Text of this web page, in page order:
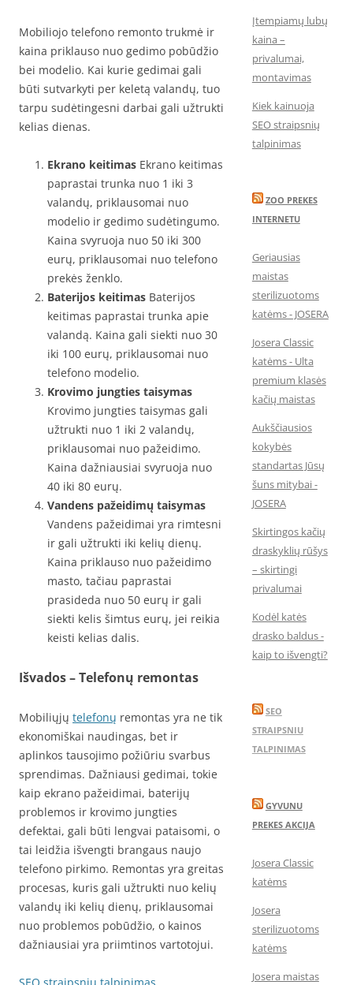
Mobiliojo telefono remonto trukmė ir
kaina priklauso nuo gedimo pobūdžio
bei modelio. Kai kurie gedimai gali
būti sutvarkyti per keletą valandų, tuo
tarpu sudėtingesni darbai gali užtrukti
kelias dienas.
Ekrano keitimas Ekrano keitimas
paprastai trunka nuo 1 iki 3
valandų, priklausomai nuo
modelio ir gedimo sudėtingumo.
Kaina svyruoja nuo 50 iki 300
eurų, priklausomai nuo telefono
prekės ženklo.
Baterijos keitimas Baterijos
keitimas paprastai trunka apie
valandą. Kaina gali siekti nuo 30
iki 100 eurų, priklausomai nuo
telefono modelio.
Krovimo jungties taisymas
Krovimo jungties taisymas gali
užtrukti nuo 1 iki 2 valandų,
priklausomai nuo pažeidimo.
Kaina dažniausiai svyruoja nuo
40 iki 80 eurų.
Vandens pažeidimų taisymas
Vandens pažeidimai yra rimtesni
ir gali užtrukti iki kelių dienų.
Kaina priklauso nuo pažeidimo
masto, tačiau paprastai
prasideda nuo 50 eurų ir gali
siekti kelis šimtus eurų, jei reikia
keisti kelias dalis.
Išvados – Telefonų remontas
Mobiliųjų telefonų remontas yra ne tik
ekonomiškai naudingas, bet ir
aplinkos tausojimo požiūriu svarbus
sprendimas. Dažniausi gedimai, tokie
kaip ekrano pažeidimai, baterijų
problemos ir krovimo jungties
defektai, gali būti lengvai pataisomi, o
tai leidžia išvengti brangaus naujo
telefono pirkimo. Remontas yra greitas
procesas, kuris gali užtrukti nuo kelių
valandų iki kelių dienų, priklausomai
nuo problemos pobūdžio, o kainos
dažniausiai yra priimtinos vartotojui.
Įtempiamų lubų
kaina –
privalumai,
montavimas
Kiek kainuoja
SEO straipsnių
talpinimas
ZOO PREKES
INTERNETU
Geriausias
maistas
sterilizuotoms
katėms - JOSERA
Josera Classic
katėms - Ulta
premium klasės
kačių maistas
Aukščiausios
kokybės
standartas Jūsų
šuns mitybai -
JOSERA
Skirtingos kačių
draskyklių rūšys
– skirtingi
privalumai
Kodėl katės
drasko baldus -
kaip to išvengti?
SEO
STRAIPSNIU
TALPINIMAS
GYVUNU
PREKES AKCIJA
Josera Classic
katėms
Josera
sterilizuotoms
katėms
Josera maistas